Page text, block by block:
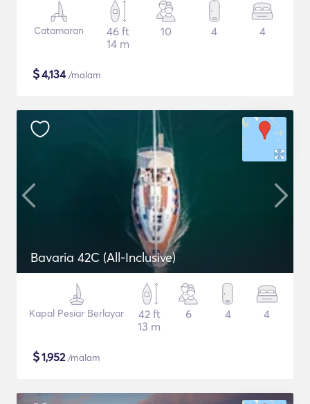
Catamaran
46 ft
14 m
10 4 4
$4,134/malam
Bavaria 42C (All-Inclusive)
Kapal Pesiar Berlayar
42 ft
13 m
6 4 4
$1,952/malam